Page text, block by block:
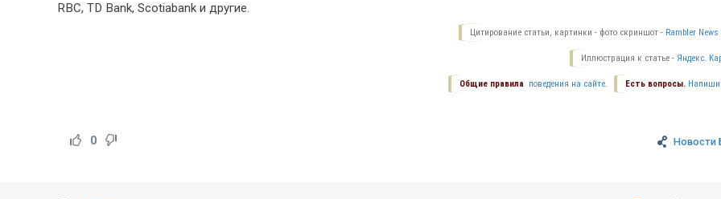
RBC, TD Bank, Scotiabank и другие.
Цитирование статьи, картинки - фото скриншот - Rambler News
Иллюстрация к статье - Яндекс.
Есть вопросы.
Общие правила поведения на сайте.
Новости
0